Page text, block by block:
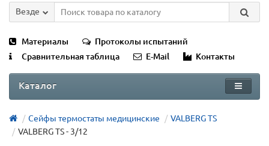
Везде
Материалы
Протоколы испытаний
Сравнительная таблица
E-Mail Контакты
Каталог
Сейфы термостаты медицинские
VALBERG TS
VALBERG TS - 3/12